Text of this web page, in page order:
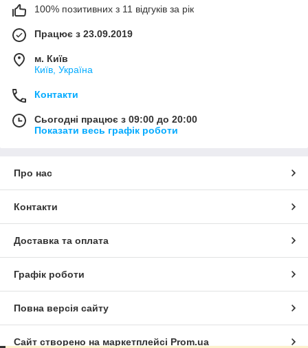
100% позитивних з 11 відгуків за рік
Працює з 23.09.2019
м. Київ
Київ, Україна
Контакти
Сьогодні працює з 09:00 до 20:00
Показати весь графік роботи
Про нас
Контакти
Доставка та оплата
Графік роботи
Повна версія сайту
Сайт створено на маркетплейсі Prom.ua